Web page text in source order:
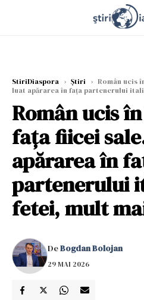
StiriDiaspora › Știri › Român ucis
luat apărarea în fața partenerului
Român ucis
fața fiicei
apărarea în
partenerului
fetei, mult
DeBogdan Bolojan
29 MAI 2026